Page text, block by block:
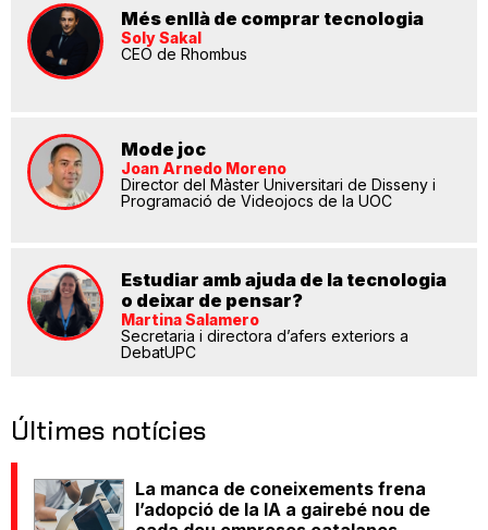
Més enllà de comprar tecnologia
Soly Sakal
CEO de Rhombus
Mode joc
Joan Arnedo Moreno
Director del Màster Universitari de Disseny i
Programació de Videojocs de la UOC
Estudiar amb ajuda de la tecnologia
o deixar de pensar?
Martina Salamero
Secretaria i directora d’afers exteriors a
DebatUPC
Últimes notícies
La manca de coneixements frena
l’adopció de la IA a gairebé nou de